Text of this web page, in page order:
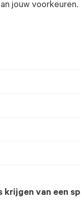
jouw
krijgen van een